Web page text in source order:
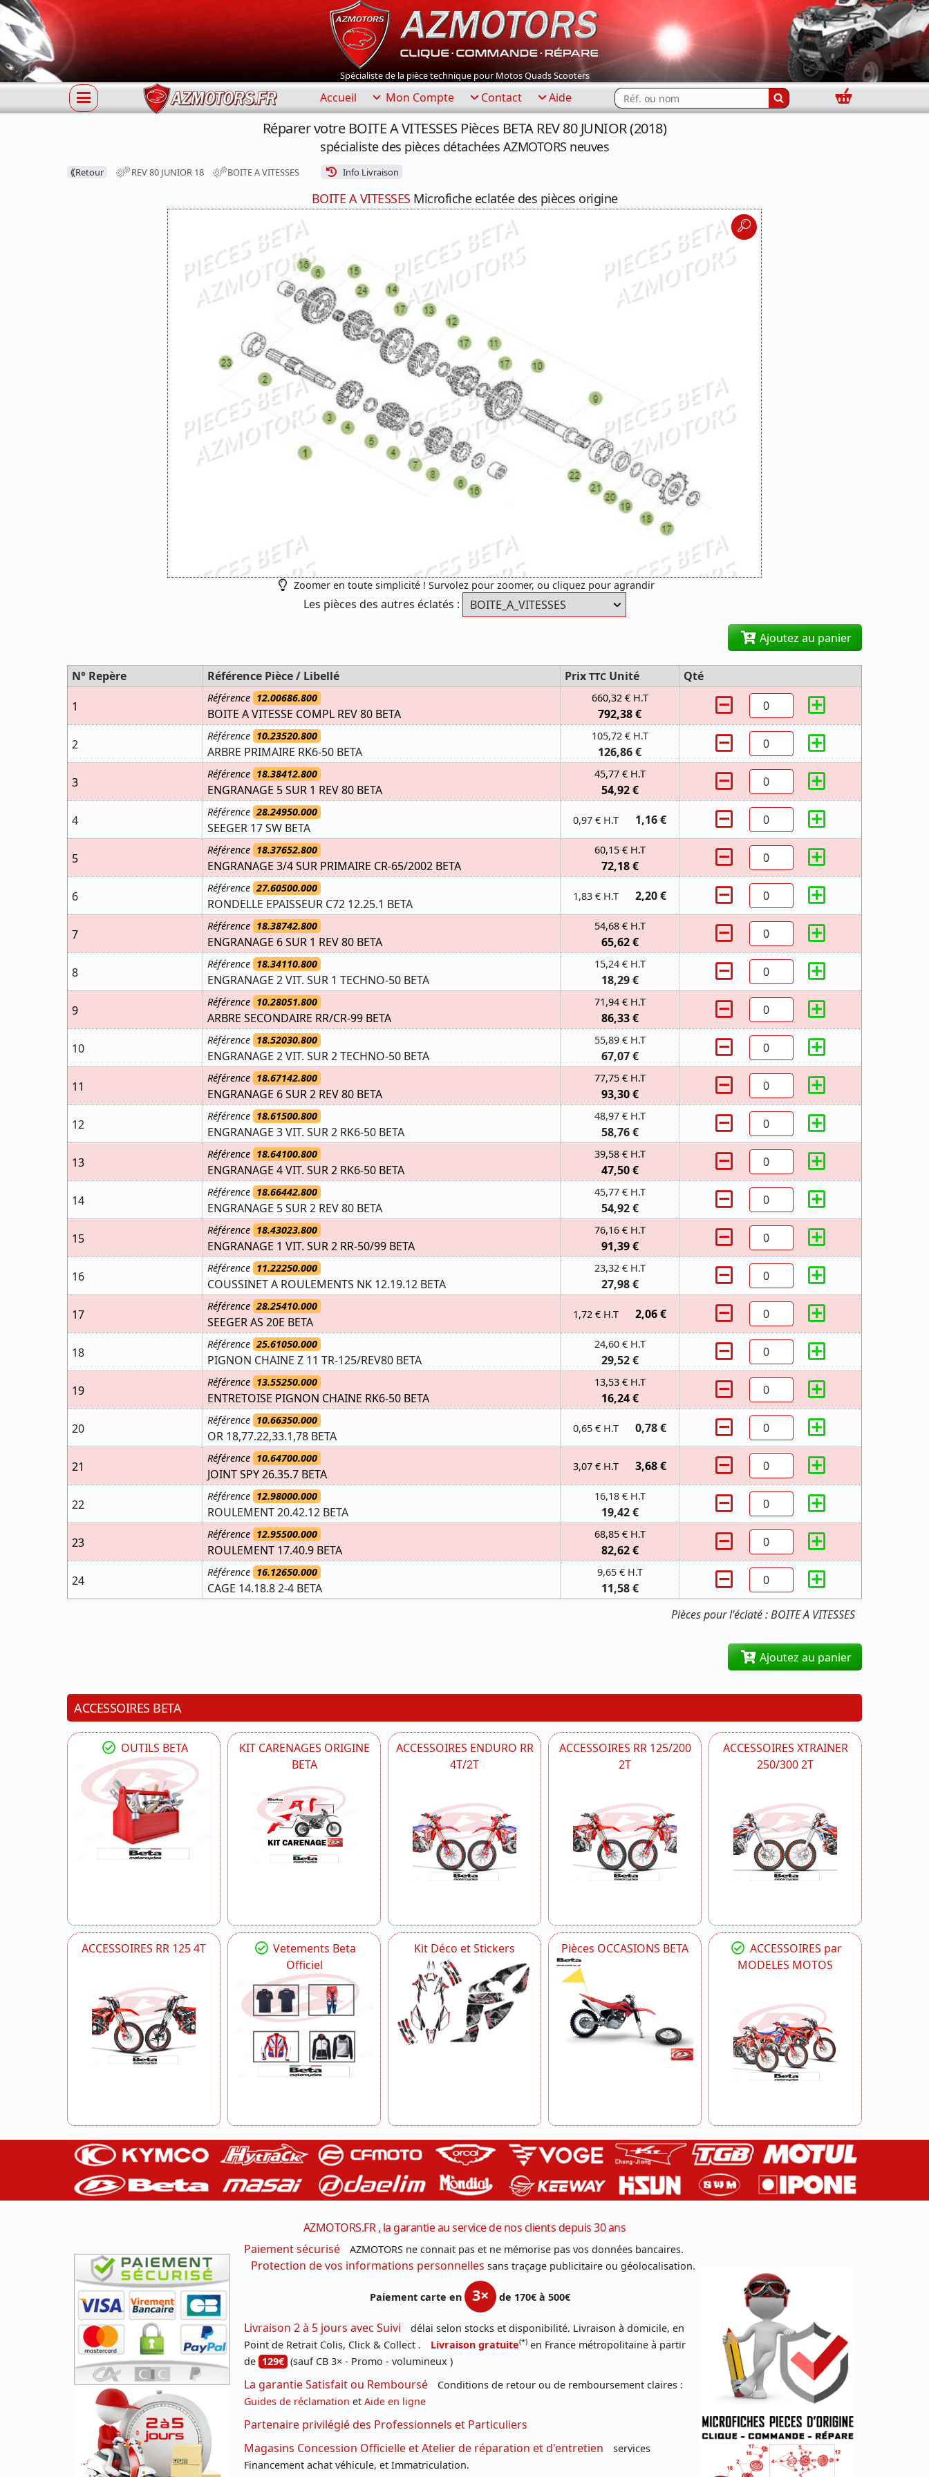
Spécialiste de la pièce technique pour Motos Quads Scooters
Accueil Mon Compte Contact Aide Rechercher...
Panier
Réparer votre BOITE A VITESSES Pièces BETA REV 80 JUNIOR (2018)
spécialiste des pièces détachées AZMOTORS neuves
⟪Retour REV 80 JUNIOR 18 BOITE A VITESSES Info Livraison
BOITE A VITESSES Microfiche eclatée des pièces origine
Zoomer en toute simplicité ! Survolez pour zoomer, ou cliquez pour agrandir
Les pièces des autres éclatés :
Ajoutez au panier
Pièces pour l'éclaté : BOITE A VITESSES
N° Repère Référence Pièce / Libellé Prix TTC Unité
Qté
1
Référence 12.00686.800
BOITE A VITESSE COMPL REV 80 BETA
660,32 € H.T
792,38 €
2
Référence 10.23520.800
ARBRE PRIMAIRE RK6-50 BETA
105,72 € H.T
126,86 €
3
Référence 18.38412.800
ENGRANAGE 5 SUR 1 REV 80 BETA
45,77 € H.T
54,92 €
4
Référence 28.24950.000
SEEGER 17 SW BETA
0,97 € H.T 1,16 €
5
Référence 18.37652.800
ENGRANAGE 3/4 SUR PRIMAIRE CR-65/2002 BETA
60,15 € H.T
72,18 €
6
Référence 27.60500.000
RONDELLE EPAISSEUR C72 12.25.1 BETA
1,83 € H.T 2,20 €
7
Référence 18.38742.800
ENGRANAGE 6 SUR 1 REV 80 BETA
54,68 € H.T
65,62 €
8
Référence 18.34110.800
ENGRANAGE 2 VIT. SUR 1 TECHNO-50 BETA
15,24 € H.T
18,29 €
9
Référence 10.28051.800
ARBRE SECONDAIRE RR/CR-99 BETA
71,94 € H.T
86,33 €
10
Référence 18.52030.800
ENGRANAGE 2 VIT. SUR 2 TECHNO-50 BETA
55,89 € H.T
67,07 €
11
Référence 18.67142.800
ENGRANAGE 6 SUR 2 REV 80 BETA
77,75 € H.T
93,30 €
12
Référence 18.61500.800
ENGRANAGE 3 VIT. SUR 2 RK6-50 BETA
48,97 € H.T
58,76 €
13
Référence 18.64100.800
ENGRANAGE 4 VIT. SUR 2 RK6-50 BETA
39,58 € H.T
47,50 €
14
Référence 18.66442.800
ENGRANAGE 5 SUR 2 REV 80 BETA
45,77 € H.T
54,92 €
15
Référence 18.43023.800
ENGRANAGE 1 VIT. SUR 2 RR-50/99 BETA
76,16 € H.T
91,39 €
16
Référence 11.22250.000
COUSSINET A ROULEMENTS NK 12.19.12 BETA
23,32 € H.T
27,98 €
17
Référence 28.25410.000
SEEGER AS 20E BETA
1,72 € H.T 2,06 €
18
Référence 25.61050.000
PIGNON CHAINE Z 11 TR-125/REV80 BETA
24,60 € H.T
29,52 €
19
Référence 13.55250.000
ENTRETOISE PIGNON CHAINE RK6-50 BETA
13,53 € H.T
16,24 €
20
Référence 10.66350.000
OR 18,77.22,33.1,78 BETA
0,65 € H.T 0,78 €
21
Référence 10.64700.000
JOINT SPY 26.35.7 BETA
3,07 € H.T 3,68 €
22
Référence 12.98000.000
ROULEMENT 20.42.12 BETA
16,18 € H.T
19,42 €
23
Référence 12.95500.000
ROULEMENT 17.40.9 BETA
68,85 € H.T
82,62 €
24
Référence 16.12650.000
CAGE 14.18.8 2-4 BETA
9,65 € H.T
11,58 €
Ajoutez au panier
ACCESSOIRES BETA
OUTILS BETA
KIT CARENAGES ORIGINE
BETA
ACCESSOIRES ENDURO RR
4T/2T
ACCESSOIRES RR 125/200
2T
ACCESSOIRES XTRAINER
250/300 2T
ACCESSOIRES RR 125 4T
Vetements Beta
Officiel
Kit Déco et Stickers Pièces OCCASIONS BETA
ACCESSOIRES par
MODELES MOTOS
AZMOTORS.FR , la garantie au service de nos clients depuis 30 ans
Paiement sécurisé
AZMOTORS ne connait pas et ne mémorise pas vos données bancaires.
Protection de vos informations personnelles sans traçage publicitaire ou géolocalisation.
Paiement carte en 3× de 170€ à 500€
Livraison 2 à 5 jours avec Suivi
délai selon stocks et disponibilité. Livraison à domicile, en
Point de Retrait Colis, Click & Collect .
Livraison gratuite(*) en France métropolitaine à partir
de 129€ (sauf CB 3× - Promo - volumineux )
La garantie Satisfait ou Remboursé
Conditions de retour ou de remboursement claires :
Guides de réclamation et Aide en ligne
Partenaire privilégié des Professionnels et Particuliers
Magasins Concession Officielle et Atelier de réparation et d'entretien
services
Financement achat véhicule, et Immatriculation.